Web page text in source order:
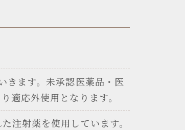
きます。未承認医薬品・医
適応外使用となります。
注射薬を使用しています。